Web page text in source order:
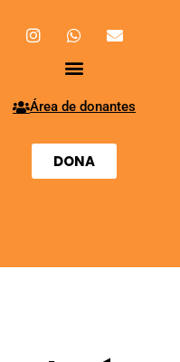
Área de donantes
DONA